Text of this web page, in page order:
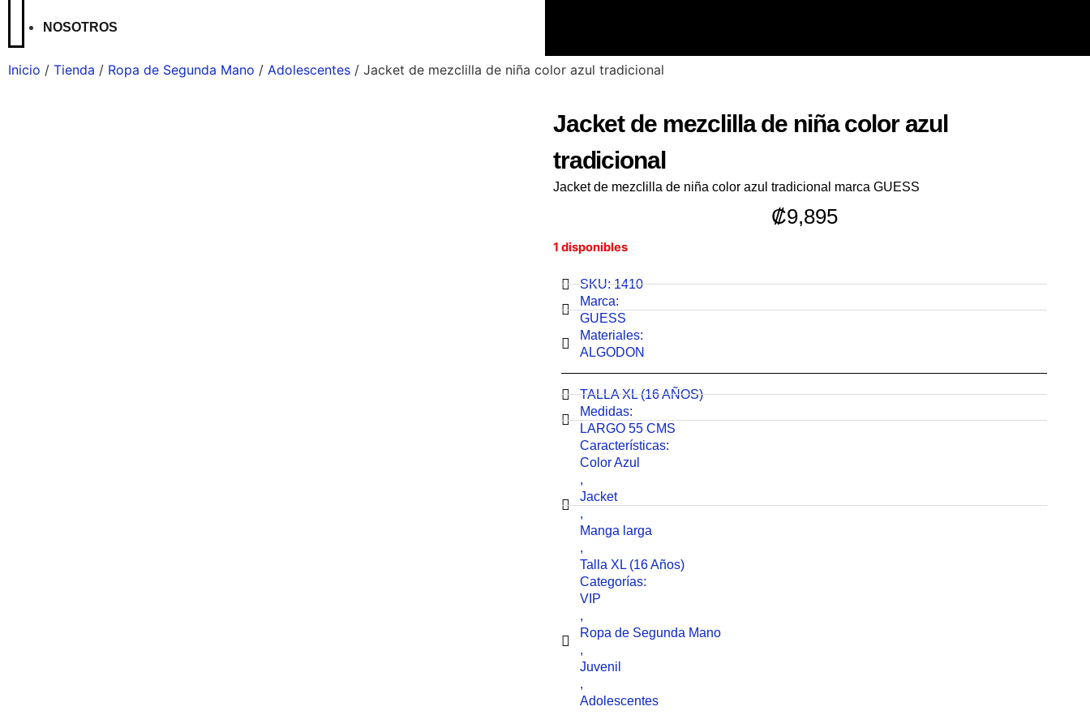
NOSOTROS
Inicio / Tienda / Ropa de Segunda Mano / Adolescentes / Jacket de mezclilla de niña color azul tradicional
Jacket de mezclilla de niña color azul
tradicional
Jacket de mezclilla de niña color azul tradicional marca GUESS
₡9,895
1 disponibles
SKU: 1410
Marca:
GUESS
Materiales:
ALGODON
TALLA XL (16 AÑOS)
Medidas:
LARGO 55 CMS
Características:
Color Azul
,
Jacket
,
Manga larga
,
Talla XL (16 Años)
Categorías:
VIP
,
Ropa de Segunda Mano
,
Juvenil
,
Adolescentes